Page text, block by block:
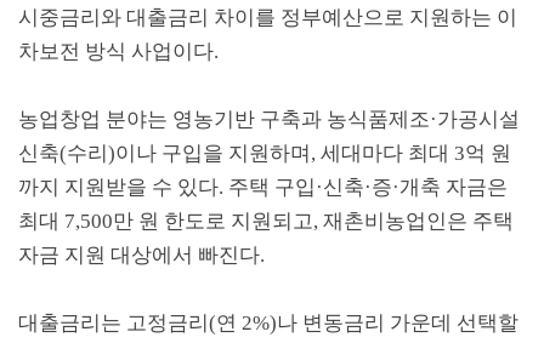
시중금리와 대출금리 차이를 정부예산으로 지원하는 이
차보전 방식 사업이다.
농업창업 분야는 영농기반 구축과 농식품제조·가공시설
신축(수리)이나 구입을 지원하며 , 세대마다 최대 3억 원
까지 지원받을 수 있다. 주택 구입 ·신축·증·개축 자금은
최대 7,500만 원 한도로 지원되고, 재촌비농업인은 주택
자금 지원 대상에서 빠진다.
대출금리는 고정금리(연 2%)나 변동금리 가운데 선택할